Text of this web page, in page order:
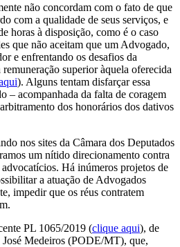
não concordam com o fato de que
com a qualidade de seus serviços, e
horas à disposição, como é o caso
que não aceitam que um Advogado,
e enfrentando os desafios da
superior àquela oferecida
). Alguns tentam disfarçar essa
– acompanhada da falta de coragem
dos honorários dos dativos
nos sites da Câmara dos Deputados
um nítido direcionamento contra
Há inúmeros projetos de
a atuação de Advogados
impedir que os réus contratem
PL 1065/2019 (clique aqui), de
Medeiros (PODE/MT), que,